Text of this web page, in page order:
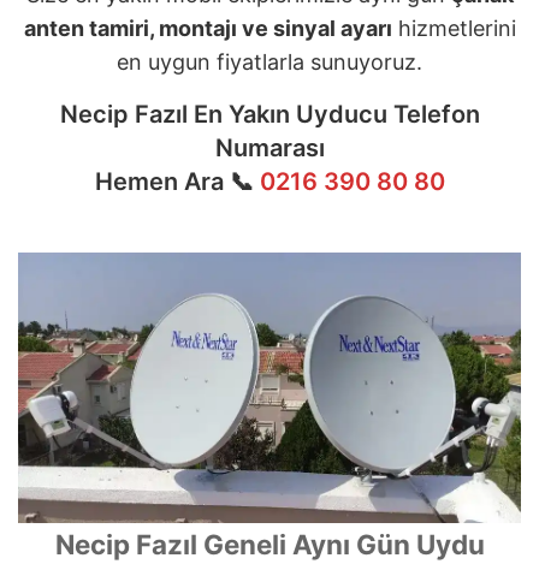
anten tamiri, montajı ve sinyal ayarı hizmetlerini
en uygun fiyatlarla sunuyoruz.
Necip Fazıl En Yakın Uyducu Telefon
Numarası
Hemen Ara 📞 0216 390 80 80
Necip Fazıl Geneli Aynı Gün Uydu